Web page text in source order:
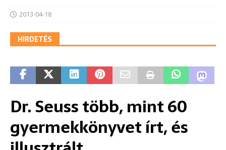
2013-04-18
HIRDETÉS
Dr. Seuss több, mint 60
gyermekkönyvet írt, és